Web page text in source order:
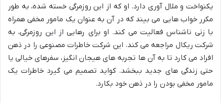
یکنواخت و ملال آوری دارد. او که از این روزمرگی خسته شده، به طور
مکرر خواب هایی می بیند که در آن به عنوان یک مامور مخفی همراه
با زنی ناشناس فعالیت می کند. او برای رهایی از این روزمرگی، به
شرکت ریکال مراجعه می کند. این شرکت خاطرات مصنوعی را در ذهن
افراد می کارد تا به آن ها تجربه های هیجان انگیز، سفرهای خیالی یا
حتی زندگی های جدید ببخشد. کواید تصمیم می گیرد خاطرات یک
مامور مخفی بودن را در ذهن خود بکارد.